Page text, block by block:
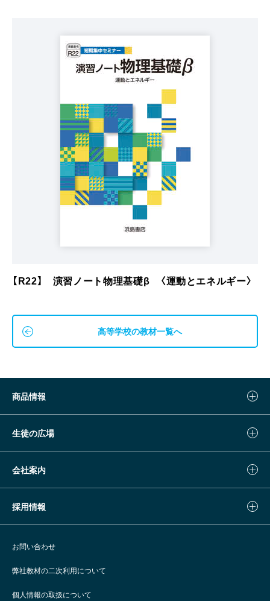
【R22】 演習ノート物理基礎β 〈運動とエネルギー〉
高等学校の教材一覧へ
商品情報
生徒の広場
会社案内
採用情報
お問い合わせ
弊社教材の二次利用について
個人情報の取扱について